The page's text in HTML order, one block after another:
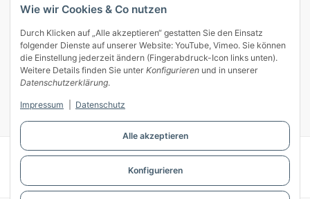
Alle akzeptieren
Konfigurieren
Wie wir Cookies & Co nutzen
Durch Klicken auf „Alle akzeptieren“ gestatten Sie den Einsatz
folgender Dienste auf unserer Website: YouTube, Vimeo. Sie können
die Einstellung jederzeit ändern (Fingerabdruck-Icon links unten).
Weitere Details finden Sie unter Konfigurieren und in unserer
Datenschutzerklärung.
Impressum Datenschutz
Gesetzliche Informationen
Vertrag widerrufen
Zahlung & Versand
Mein Kundenkonto
Streitschlichtung
Unsere Herstellermarken
Powered byJTL-Shop